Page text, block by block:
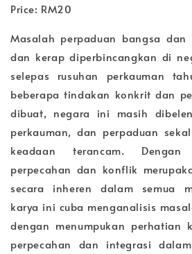
Price: RM20
Masalah perpaduan bangsa
dan kerap diperbincangkan di
selepas rusuhan perkauman
beberapa tindakan konkrit dan
dibuat, negara ini masih
perkauman, dan perpaduan
keadaan terancam.
perpecahan dan konflik
secara inheren dalam semua
karya ini cuba menganalisis
dengan menumpukan perhatian
perpecahan dan integrasi